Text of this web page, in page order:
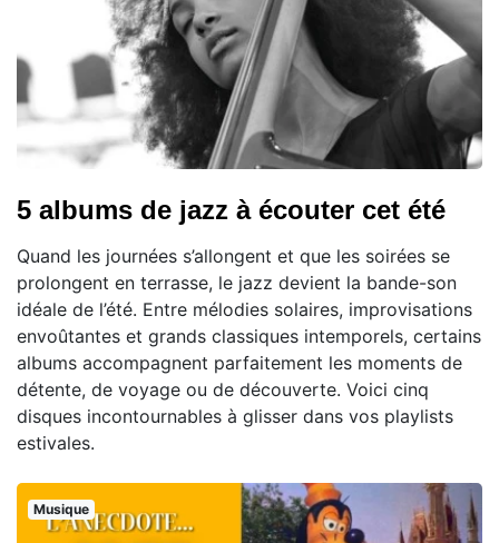
5 albums de jazz à écouter cet été
Quand les journées s’allongent et que les soirées se
prolongent en terrasse, le jazz devient la bande-son
idéale de l’été. Entre mélodies solaires, improvisations
envoûtantes et grands classiques intemporels, certains
albums accompagnent parfaitement les moments de
détente, de voyage ou de découverte. Voici cinq
disques incontournables à glisser dans vos playlists
estivales.
Musique